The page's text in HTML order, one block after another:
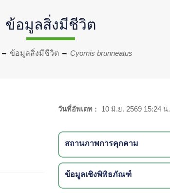
ข้อมูลสิ่งมีชีวิต
ข้อมูลสิ่งมีชีวิต Cyornis brunneatus
วันที่อัพเดท : 10 มิ.ย. 2569 15:24 น.
สถานภาพการคุกคาม
ข้อมูลเชิงพิพิธภัณฑ์